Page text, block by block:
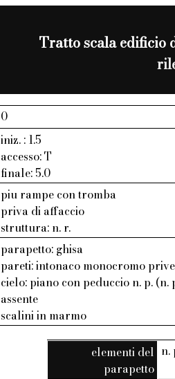
Tratto scala edificio
0
iniz. : 1.5
accesso: T
finale: 5.0
piu rampe con tromba
priva di affaccio
struttura: n. r.
parapetto: ghisa
pareti: intonaco monocromo
cielo: piano con peduccio n. p. (n.
assente
scalini in marmo
elementi del
parapetto
n.